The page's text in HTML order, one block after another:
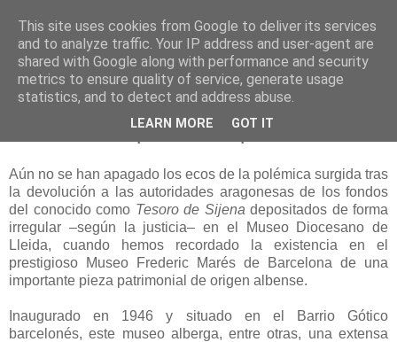
En busca del patrimonio perdido
Aún no se han apagado los ecos de la polémica surgida tras
la devolución a las autoridades aragonesas de los fondos
del conocido como Tesoro de Sijena depositados de forma
irregular –según la justicia– en el Museo Diocesano de
Lleida, cuando hemos recordado la existencia en el
prestigioso Museo Frederic Marés de Barcelona de una
importante pieza patrimonial de origen albense.
Inaugurado en 1946 y situado en el Barrio Gótico
barcelonés, este museo alberga, entre otras, una extensa
This site uses cookies from Google to deliver its services
and to analyze traffic. Your IP address and user-agent are
shared with Google along with performance and security
metrics to ensure quality of service, generate usage
statistics, and to detect and address abuse.
LEARN MORE GOT IT